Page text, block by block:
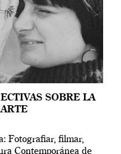
SOBRE LA
Fotografiar, filmar,
Contemporánea de